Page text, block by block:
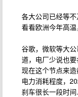
各大公司已经等
看看欧洲今年高温
谷歌，微软等大
道，电厂少说也
现在这个节点来
电力消耗程度，
刹车很长一段时间.